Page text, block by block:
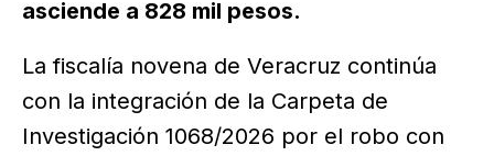
asciende a 828 mil pesos.
La fiscalía novena de Veracruz continúa
con la integración de la Carpeta de
Investigación 1068/2026 por el robo con